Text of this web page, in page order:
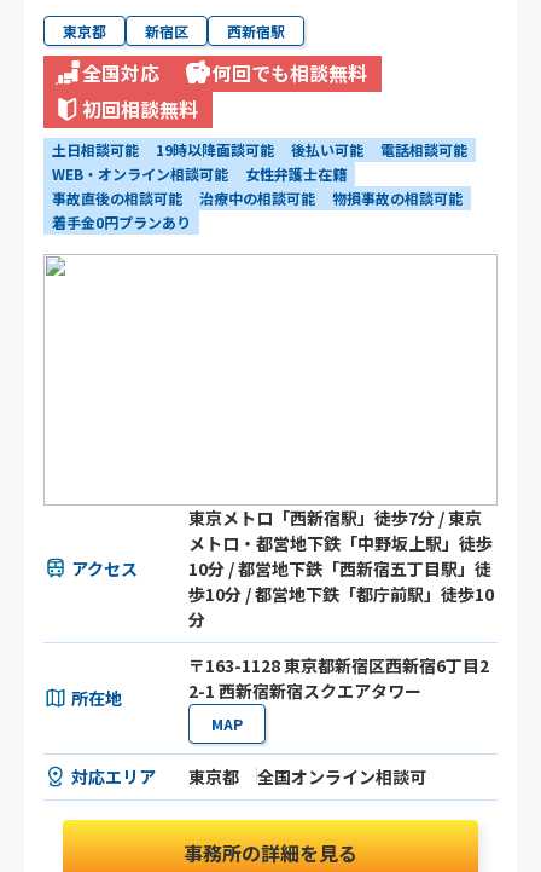
東京都 新宿区 西新宿駅
全国対応
何回でも相談無料
初回相談無料
土日相談可能 19時以降面談可能 後払い可能
電話相談可能
WEB・オンライン相談可能
女性弁護士在籍
事故直後の相談可能
治療中の相談可能
物損事故の相談可能
着手金0円プランあり
アクセス
東京メトロ「西新宿駅」徒歩7分 / 東京
メトロ・都営地下鉄「中野坂上駅」徒歩
10分 / 都営地下鉄「西新宿五丁目駅」徒
歩10分 / 都営地下鉄「都庁前駅」徒歩10
分
所在地
〒163-1128 東京都新宿区西新宿6丁目2
2-1 西新宿新宿スクエアタワー
MAP
対応エリア 東京都 全国オンライン相談可
事務所の詳細を見る